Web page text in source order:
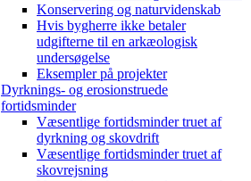
Konservering og naturvidenskab
Hvis bygherre ikke betaler
udgifterne til en arkæologisk
undersøgelse
Eksempler på projekter
Dyrknings- og erosionstruede
fortidsminder
Væsentlige fortidsminder truet af
dyrkning og skovdrift
Væsentlige fortidsminder truet af
skovrejsning